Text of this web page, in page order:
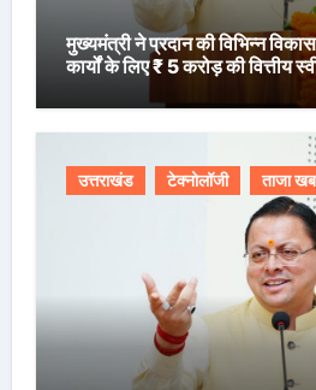
मुख्यमंत्री ने प्रदान की विभिन्न
कार्यों के लिए ₹ 5 करोड़ की वित्तीय
उत्तराखंड टेक्नोलॉजी ताजा